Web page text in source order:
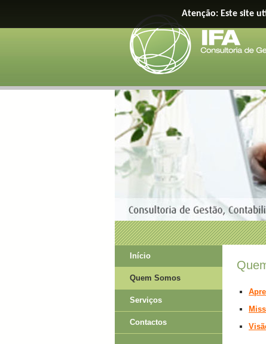
Início
Quem Somos
Serviços
Contactos
Atenção: Este site